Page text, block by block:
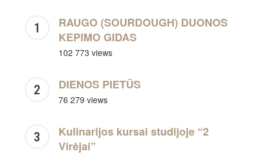
RAUGO (SOURDOUGH) DUONOS
KEPIMO GIDAS
102 773 views
DIENOS PIETŪS
76 279 views
Kulinarijos kursai studijoje “2
Virėjai”